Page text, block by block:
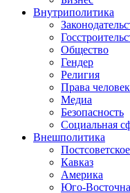
Внутриполитика
Общество
Гендер
Религия
Права
Медиа
Безопасность
Социальная
Внешполитика
Кавказ
Америка
Юго-